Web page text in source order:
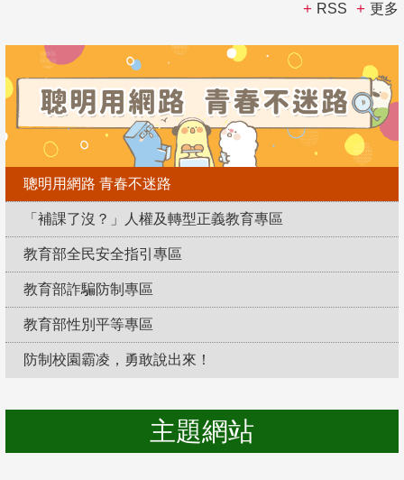
RSS 更多
聰明用網路 青春不迷路
「補課了沒？」人權及轉型正義教育專區
教育部全民安全指引專區
教育部詐騙防制專區
教育部性別平等專區
防制校園霸凌，勇敢說出來！
主題網站